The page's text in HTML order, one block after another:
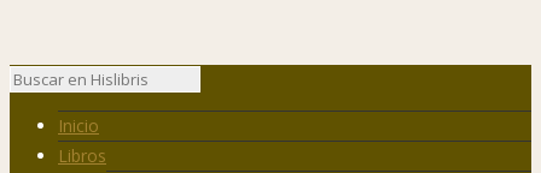
Inicio
Libros